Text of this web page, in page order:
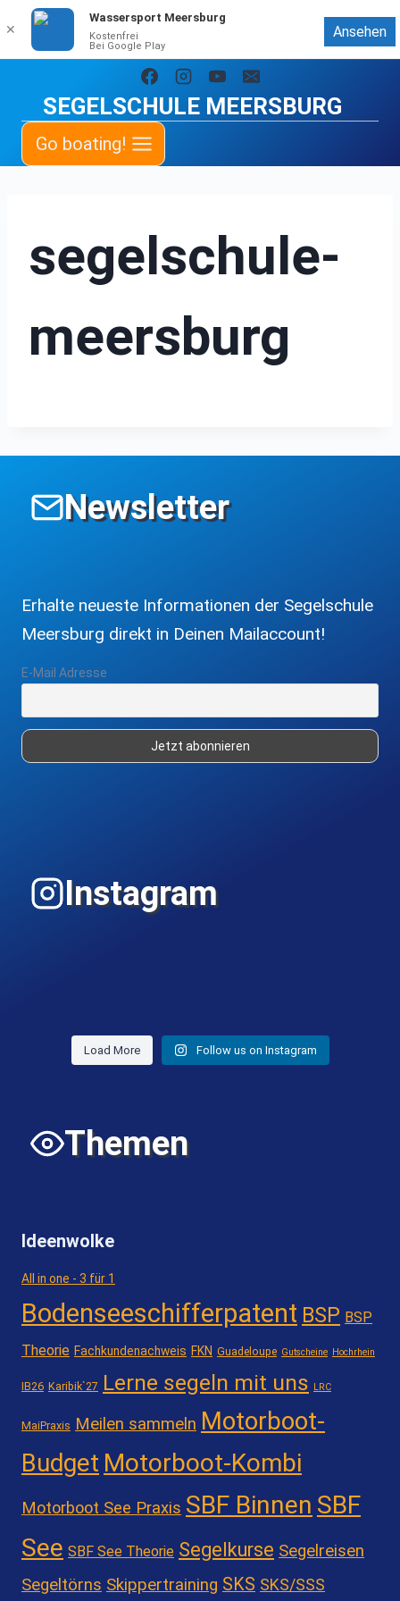
springen
SEGELSCHULE MEERSBURG
Go boating!
segelschule-
meersburg
Newsletter
Erhalte neueste Informationen der Segelschule
Meersburg direkt in Deinen Mailaccount!
E-Mail Adresse
Instagram
Load More Follow us on Instagram
Themen
Ideenwolke
All in one - 3 für 1
Bodenseeschifferpatent BSP BSP
Theorie Fachkundenachweis FKN Guadeloupe Gutscheine Hochrhein
IB26 Karibik`27 Lerne segeln mit uns LRC
MaiPraxis Meilen sammeln Motorboot-
Budget Motorboot-Kombi
Motorboot See Praxis SBF Binnen SBF
See SBF See Theorie Segelkurse Segelreisen
Segeltörns Skippertraining SKS SKS/SSS
✕
Wassersport Meersburg
Kostenfrei
Bei Google Play
Ansehen